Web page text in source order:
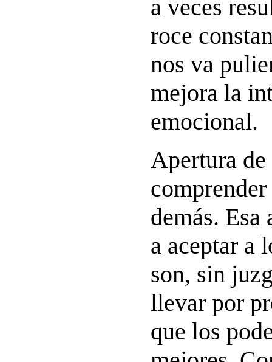
a veces
roce
nos va
mejora la
emocional.
Apertura de
demás. Esa
a aceptar a
son, sin
llevar por
que los